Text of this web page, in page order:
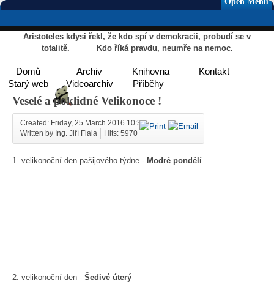
Aristoteles kdysi řekl, že kdo spí v demokracii, probudí se v
totalitě. Kdo říká pravdu, neumře na nemoc.
Domů Archiv Knihovna
Kontakt
Starý web
Videoarchiv Příběhy
Veselé a poklidné Velikonoce !
Created: Friday, 25 March 2016 10:36
Written by Ing. Jiří Fiala
Hits: 5970
1. velikonoční den pašijového týdne - Modré pondělí
2. velikonoční den - Šedivé úterý